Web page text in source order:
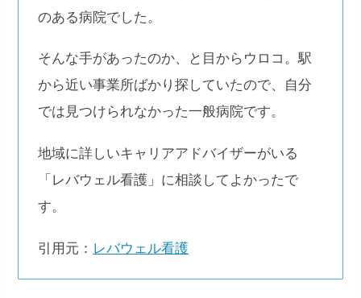
のある病院でした。
そんな手があったのか、と目からウロコ。駅
から近い事業所ばかり探していたので、自分
では見つけられなかった一般病院です。
地域に詳しいキャリアアドバイザーがいる
「レバウェル看護」に相談してよかったで
す。
引用元： レバウェル看護